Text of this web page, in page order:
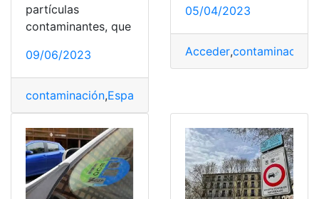
partículas
contaminantes, que
09/06/2023
contaminación,España
05/04/2023
Acceder,contaminación